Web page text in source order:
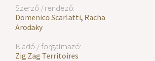
Szerző / rendező:
Domenico Scarlatti, Racha
Arodaky
Kiadó / forgalmazó:
Zig Zag Territoires